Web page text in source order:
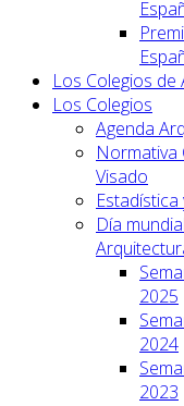
Los Colegios de
Los Colegios
Agenda
Normativa
Visado
Día
2025
2024
2023